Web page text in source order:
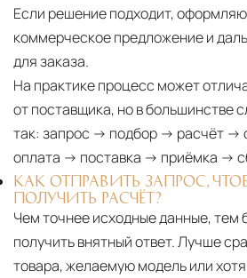
Если решение подходит,
коммерческое предложение и
для заказа.
На практике процесс может
от поставщика, но в большинстве
так: запрос → подбор → расчёт →
оплата → поставка → приёмка →
КАК ОТПРАВИТЬ ЗАПРОС,
ПОЛУЧИТЬ РАСЧЁТ?
Чем точнее исходные данные, тем
получить внятный ответ. Лучше
товара, желаемую модель или